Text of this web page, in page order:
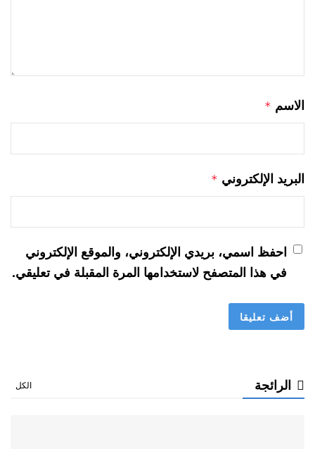
الاسم *
البريد الإلكتروني *
احفظ اسمي، بريدي الإلكتروني، والموقع الإلكتروني
في هذا المتصفح لاستخدامها المرة المقبلة في تعليقي.
الرائجة الكل